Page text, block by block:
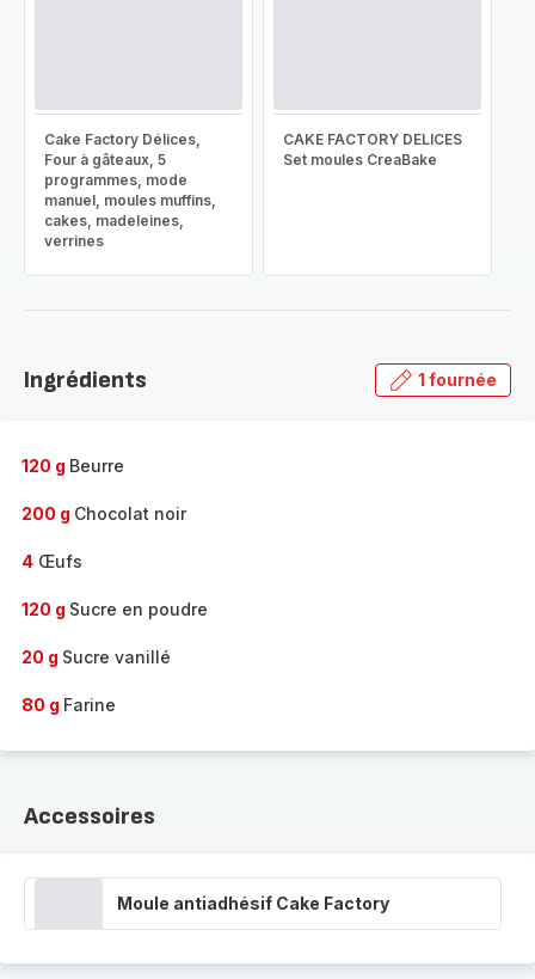
Cake Factory Délices,
Four à gâteaux, 5
programmes, mode
manuel, moules muffins,
cakes, madeleines,
verrines
CAKE FACTORY DELICES
Set moules CreaBake
Ingrédients 1 fournée
120 g Beurre
200 g Chocolat noir
4 Œufs
120 g Sucre en poudre
20 g Sucre vanillé
80 g Farine
Accessoires
Moule antiadhésif Cake Factory